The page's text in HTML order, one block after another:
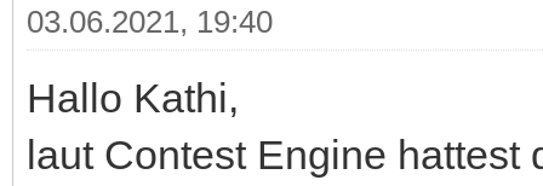
03.06.2021, 19:40
Hallo Kathi,
laut Contest Engine hattest